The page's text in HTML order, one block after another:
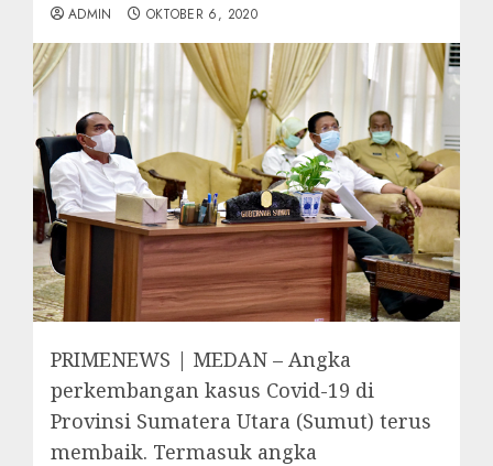
ADMIN OKTOBER 6, 2020
PRIMENEWS | MEDAN – Angka
perkembangan kasus Covid-19 di
Provinsi Sumatera Utara (Sumut) terus
membaik. Termasuk angka